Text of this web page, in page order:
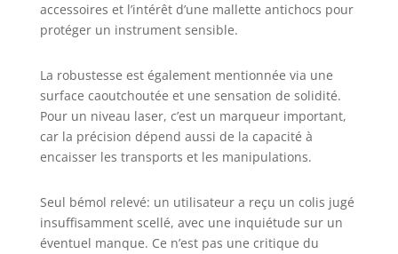
accessoires et l’intérêt d’une mallette antichocs pour
protéger un instrument sensible.
La robustesse est également mentionnée via une
surface caoutchoutée et une sensation de solidité.
Pour un niveau laser, c’est un marqueur important,
car la précision dépend aussi de la capacité à
encaisser les transports et les manipulations.
Seul bémol relevé: un utilisateur a reçu un colis jugé
insuffisamment scellé, avec une inquiétude sur un
éventuel manque. Ce n’est pas une critique du